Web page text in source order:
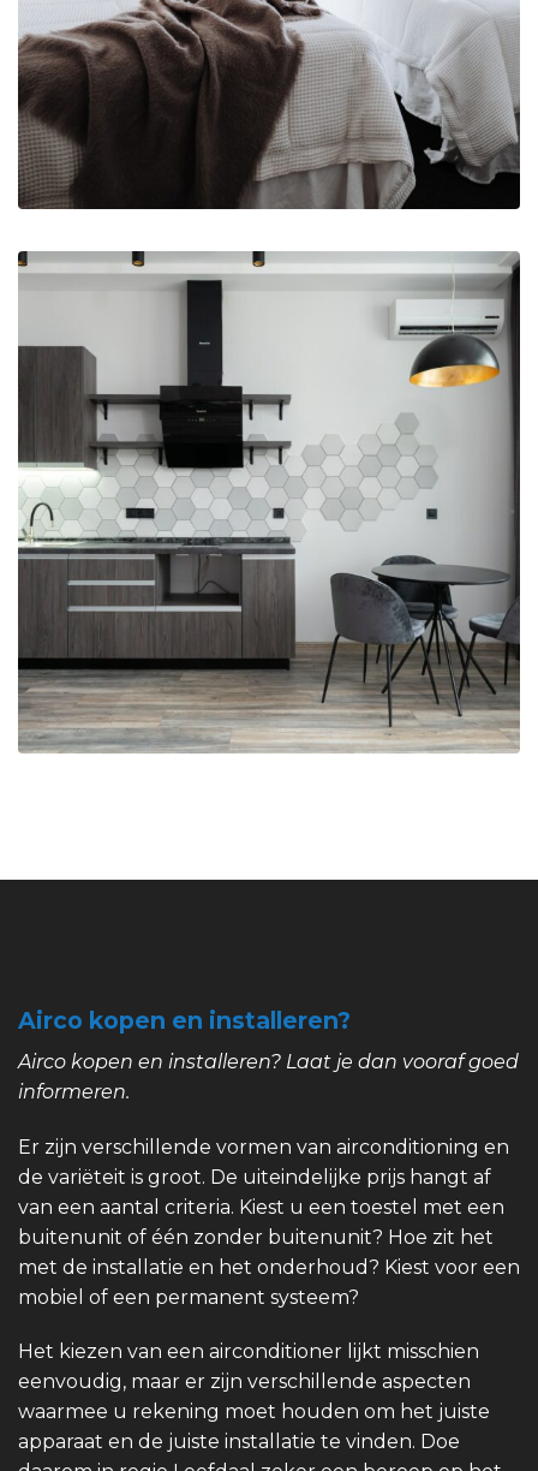
Airco kopen en installeren?
Airco kopen en installeren? Laat je dan vooraf goed
informeren.
Er zijn verschillende vormen van airconditioning en
de variëteit is groot. De uiteindelijke prijs hangt af
van een aantal criteria. Kiest u een toestel met een
buitenunit of één zonder buitenunit? Hoe zit het
met de installatie en het onderhoud? Kiest voor een
mobiel of een permanent systeem?
Het kiezen van een airconditioner lijkt misschien
eenvoudig, maar er zijn verschillende aspecten
waarmee u rekening moet houden om het juiste
apparaat en de juiste installatie te vinden. Doe